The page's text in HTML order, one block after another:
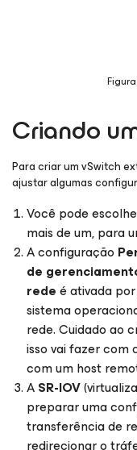
Criando
Para criar um vSwitch
ajustar algumas
Você pode
mais de um, para
A configuração
de
redeé ativada
sistema
rede. Cuidado ao
isso vai fazer
com um host
ASR-IOV
preparar uma
transferência de
redirecionar o